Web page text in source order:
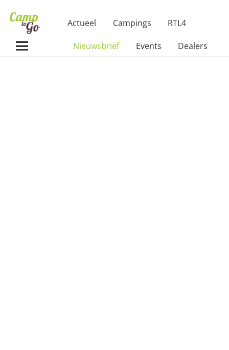
Actueel Campings RTL4
Nieuwsbrief Events Dealers